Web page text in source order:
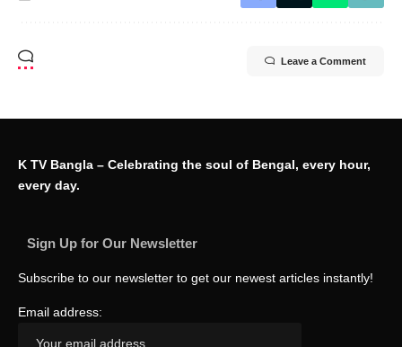
Leave a Comment
K TV Bangla – Celebrating the soul of Bengal, every hour,
every day.
Sign Up for Our Newsletter
Subscribe to our newsletter to get our newest articles instantly!
Email address: